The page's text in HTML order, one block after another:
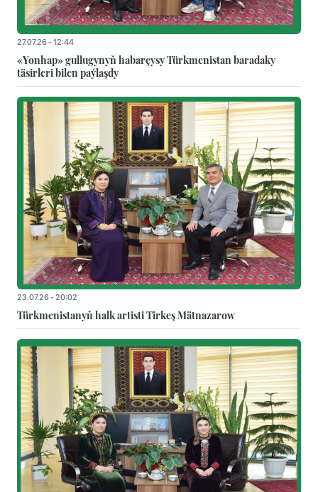
27.07.26 - 12:44
«Yonhap» gullugynyň habarçysy Türkmenistan baradaky
täsirleri bilen paýlaşdy
23.07.26 - 20:02
Türkmenistanyň halk artisti Tirkeş Mätnazarow